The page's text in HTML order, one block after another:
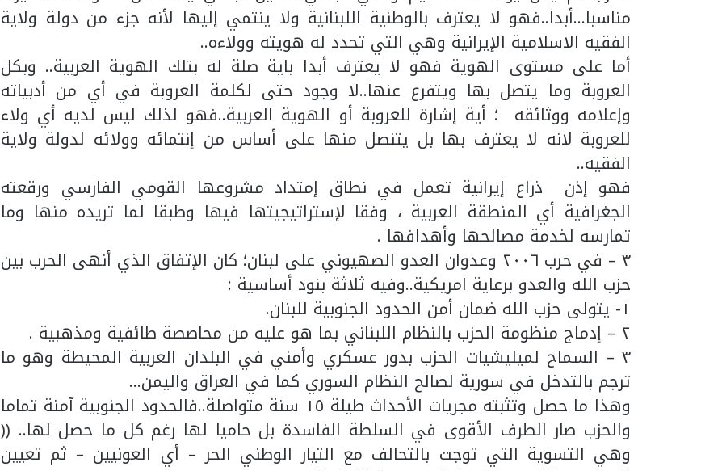
مناسبا…أبدا..فهو لا يعترف بالوطنية اللبنانية ولا ينتمي إليها لأنه جزء من دولة ولاية
الفقيه الاسلامية الإيرانية وهي التي تحدد له هويته وولاءه..
أما على مستوى الهوية فهو لا يعترف أبدا باية صلة له بتلك الهوية العربية.. وبكل
العروبة وما يتصل بها ويتفرع عنها..لا وجود حتى لكلمة العروبة في أي من أدبياته
وإعلامه ووثائقه ؛ أية إشارة للعروبة أو الهوية العربية..فهو لذلك ليس لديه أي ولاء
للعروبة لانه لا يعترف بها بل يتنصل منها على أساس من إنتمائه وولائه لدولة ولاية
الفقيه..
فهو إذن ذراع إيرانية تعمل في نطاق إمتداد مشروعها القومي الفارسي ورقعته
الجغرافية أي المنطقة العربية ، وفقا لإستراتيجيتها فيها وطبقا لما تريده منها وما
تمارسه لخدمة مصالحها وأهدافها .
٣ – في حرب ٢٠٠٦ وعدوان العدو الصهيوني على لبنان؛ كان الإتفاق الذي أنهى الحرب بين
حزب الله والعدو برعاية امريكية..وفيه ثلاثة بنود أساسية :
١- يتولى حزب الله ضمان أمن الحدود الجنوبية للبنان.
٢ – إدماج منظومة الحزب بالنظام اللبناني بما هو عليه من محاصصة طائفية ومذهبية .
٣ – السماح لميليشيات الحزب بدور عسكري وأمني في البلدان العربية المحيطة وهو ما
ترجم بالتدخل في سورية لصالح النظام السوري كما في العراق واليمن…
وهذا ما حصل وتثبته مجريات الأحداث طيلة ١٥ سنة متواصلة..فالحدود الجنوبية آمنة تماما
والحزب صار الطرف الأقوى في السلطة الفاسدة بل حاميا لها رغم كل ما حصل لها.. ((
وهي التسوية التي توجت بالتحالف مع التيار الوطني الحر – أي العونيين – ثم تعيين